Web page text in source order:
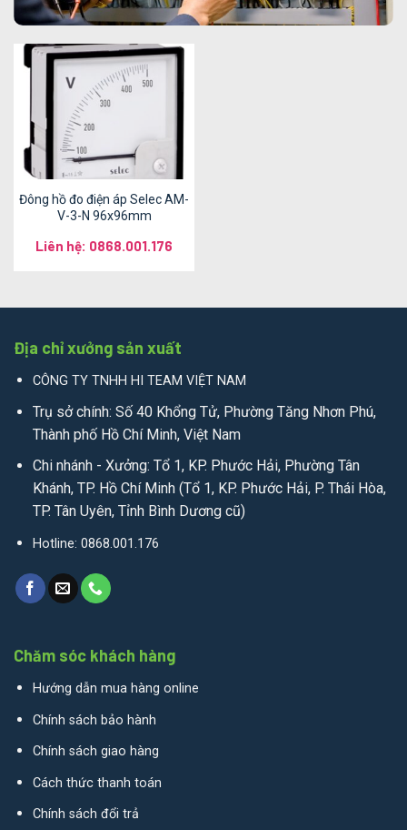
Đông hồ đo điện áp Selec AM-
V-3-N 96x96mm
Liên hệ: 0868.001.176
Địa chỉ xưởng sản xuất
CÔNG TY TNHH HI TEAM VIỆT NAM
Trụ sở chính: Số 40 Khổng Tử, Phường Tăng Nhơn Phú,
Thành phố Hồ Chí Minh, Việt Nam
Chi nhánh - Xưởng: Tổ 1, KP. Phước Hải, Phường Tân
Khánh, TP. Hồ Chí Minh (Tổ 1, KP. Phước Hải, P. Thái Hòa,
TP. Tân Uyên, Tỉnh Bình Dương cũ)
Hotline: 0868.001.176
Chăm sóc khách hàng
Hướng dẫn mua hàng online
Chính sách bảo hành
Chính sách giao hàng
Cách thức thanh toán
Chính sách đổi trả